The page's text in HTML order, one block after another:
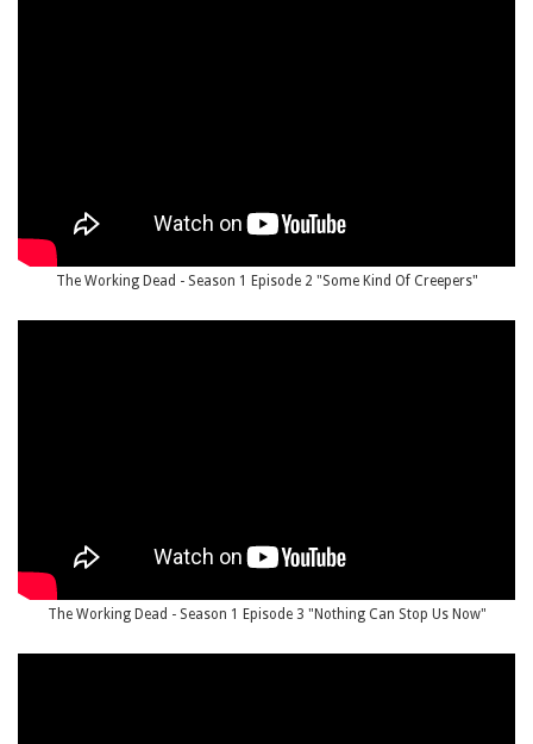
The Working Dead - Season 1 Episode 2 "Some Kind Of Creepers"
The Working Dead - Season 1 Episode 3 "Nothing Can Stop Us Now"